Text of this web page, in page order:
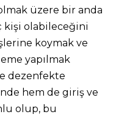
üzere bir anda
kişi olabileceğini
koymak ve
yapılmak
dezenfekte
hem de giriş ve
olup, bu